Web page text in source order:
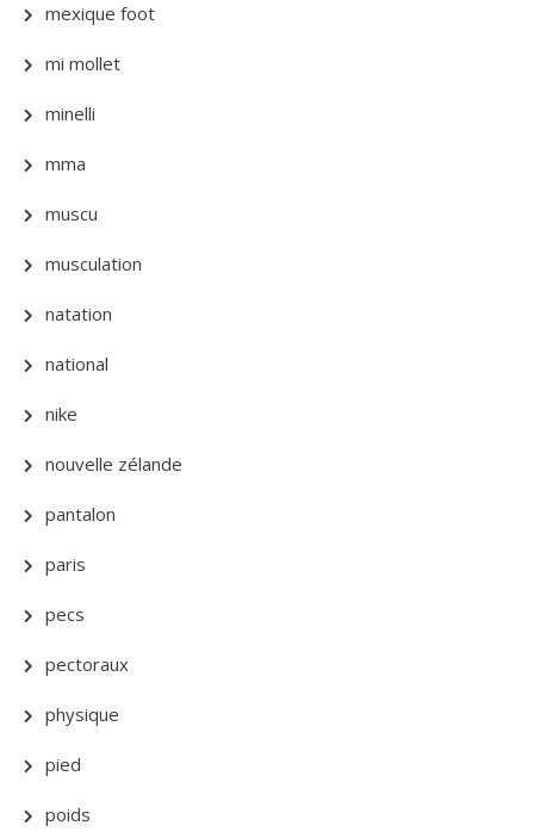
mexique foot
mi mollet
minelli
mma
muscu
musculation
natation
national
nike
nouvelle zélande
pantalon
paris
pecs
pectoraux
physique
pied
poids